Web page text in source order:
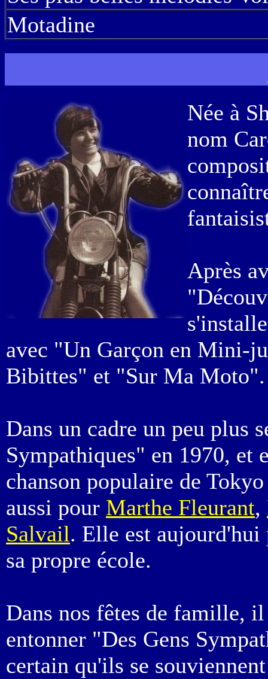
Motadine
Née à
nom
Après
avec "Un Garçon en Mini-
Bibittes" et "Sur Ma Moto".
Dans un cadre un peu plus
Sympathiques" en 1970, et
chanson populaire de
aussi pour Marthe Fleurant,
Salvail. Elle est aujourd'hui
sa propre école.
Dans nos fêtes de famille,
entonner "Des Gens
certain qu'ils se